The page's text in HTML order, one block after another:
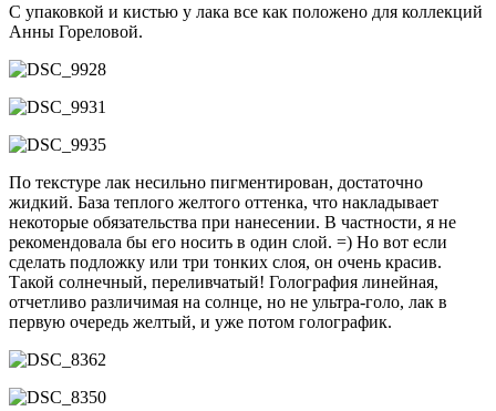
С упаковкой и кистью у лака все как положено для коллекций
Анны Гореловой.
По текстуре лак несильно пигментирован, достаточно
жидкий. База теплого желтого оттенка, что накладывает
некоторые обязательства при нанесении. В частности, я не
рекомендовала бы его носить в один слой. =) Но вот если
сделать подложку или три тонких слоя, он очень красив.
Такой солнечный, переливчатый! Голография линейная,
отчетливо различимая на солнце, но не ультра-голо, лак в
первую очередь желтый, и уже потом голографик.